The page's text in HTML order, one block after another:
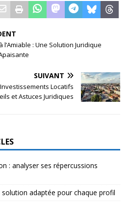
l’Amiable : Une Solution Juridique
SUIVANT
Locatifs
et Astuces Juridiques
: analyser ses répercussions
adaptée pour chaque profil